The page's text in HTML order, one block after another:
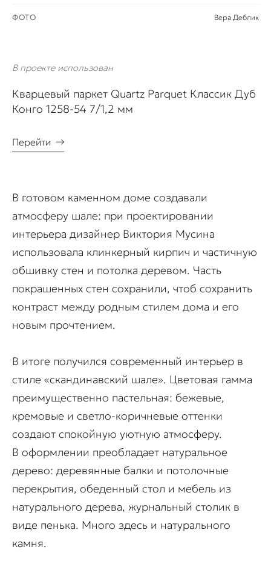
ФОТО Вера Деблик
В проекте использован
Кварцевый паркет Quartz Parquet Классик Дуб
Конго 1258-54 7/1,2 мм
Перейти →
В готовом каменном доме создавали
атмосферу шале: при проектировании
интерьера дизайнер Виктория Мусина
использовала клинкерный кирпич и частичную
обшивку стен и потолка деревом. Часть
покрашенных стен сохранили, чтоб сохранить
контраст между родным стилем дома и его
новым прочтением.
В итоге получился современный интерьер в
стиле «скандинавский шале». Цветовая гамма
преимущественно пастельная: бежевые,
кремовые и светло-коричневые оттенки
создают спокойную уютную атмосферу.
В оформлении преобладает натуральное
дерево: деревянные балки и потолочные
перекрытия, обеденный стол и мебель из
натурального дерева, журнальный столик в
виде пенька. Много здесь и натурального
камня.